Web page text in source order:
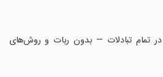
تمام تبادلات — بدون ربات و روش‌های